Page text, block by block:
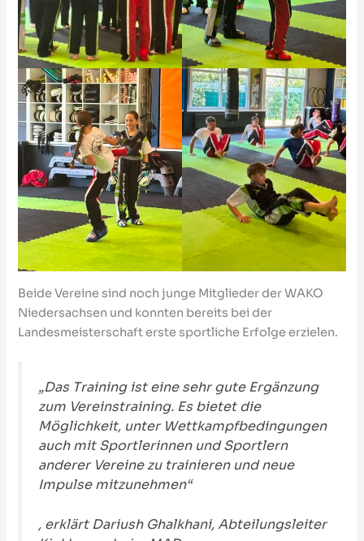
Beide Vereine sind noch junge Mitglieder der WAKO
Niedersachsen und konnten bereits bei der
Landesmeisterschaft erste sportliche Erfolge erzielen.
„Das Training ist eine sehr gute Ergänzung
zum Vereinstraining. Es bietet die
Möglichkeit, unter Wettkampfbedingungen
auch mit Sportlerinnen und Sportlern
anderer Vereine zu trainieren und neue
Impulse mitzunehmen“
, erklärt Dariush Ghalkhani, Abteilungsleiter